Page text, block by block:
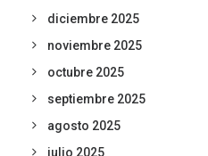
diciembre 2025
noviembre 2025
octubre 2025
septiembre 2025
agosto 2025
julio 2025